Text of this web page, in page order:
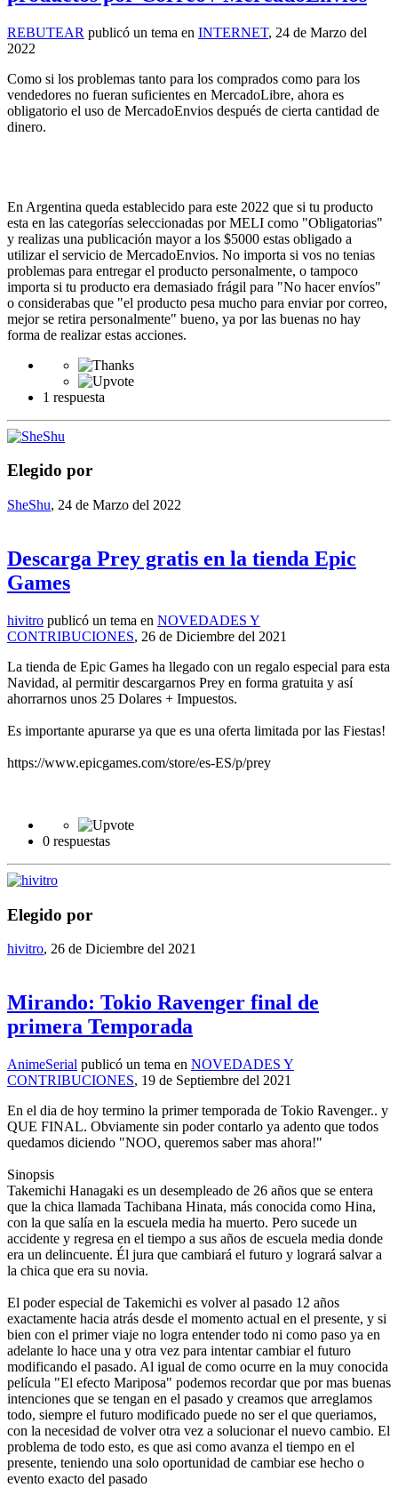
REBUTEAR publicó un tema en INTERNET, 24 de Marzo del
2022
Como si los problemas tanto para los comprados como para los
vendedores no fueran suficientes en MercadoLibre, ahora es
obligatorio el uso de MercadoEnvios después de cierta cantidad de
dinero.
En Argentina queda establecido para este 2022 que si tu producto
esta en las categorías seleccionadas por MELI como "Obligatorias"
y realizas una publicación mayor a los $5000 estas obligado a
utilizar el servicio de MercadoEnvios. No importa si vos no tenias
problemas para entregar el producto personalmente, o tampoco
importa si tu producto era demasiado frágil para "No hacer envíos"
o considerabas que "el producto pesa mucho para enviar por correo,
mejor se retira personalmente" bueno, ya por las buenas no hay
forma de realizar estas acciones.
1 respuesta
Elegido por
SheShu, 24 de Marzo del 2022
Descarga Prey gratis en la tienda Epic
Games
hivitro publicó un tema en NOVEDADES Y
CONTRIBUCIONES, 26 de Diciembre del 2021
La tienda de Epic Games ha llegado con un regalo especial para esta
Navidad, al permitir descargarnos Prey en forma gratuita y así
ahorrarnos unos 25 Dolares + Impuestos.
Es importante apurarse ya que es una oferta limitada por las Fiestas!
https://www.epicgames.com/store/es-ES/p/prey
0 respuestas
Elegido por
hivitro, 26 de Diciembre del 2021
Mirando: Tokio Ravenger final de
primera Temporada
AnimeSerial publicó un tema en NOVEDADES Y
CONTRIBUCIONES, 19 de Septiembre del 2021
En el dia de hoy termino la primer temporada de Tokio Ravenger.. y
QUE FINAL. Obviamente sin poder contarlo ya adento que todos
quedamos diciendo "NOO, queremos saber mas ahora!"
Sinopsis
Takemichi Hanagaki es un desempleado de 26 años que se entera
que la chica llamada Tachibana Hinata, más conocida como Hina,
con la que salía en la escuela media ha muerto. Pero sucede un
accidente y regresa en el tiempo a sus años de escuela media donde
era un delincuente. Él jura que cambiará el futuro y logrará salvar a
la chica que era su novia.
El poder especial de Takemichi es volver al pasado 12 años
exactamente hacia atrás desde el momento actual en el presente, y si
bien con el primer viaje no logra entender todo ni como paso ya en
adelante lo hace una y otra vez para intentar cambiar el futuro
modificando el pasado. Al igual de como ocurre en la muy conocida
película "El efecto Mariposa" podemos recordar que por mas buenas
intenciones que se tengan en el pasado y creamos que arreglamos
todo, siempre el futuro modificado puede no ser el que queriamos,
con la necesidad de volver otra vez a solucionar el nuevo cambio. El
problema de todo esto, es que asi como avanza el tiempo en el
presente, teniendo una solo oportunidad de cambiar ese hecho o
evento exacto del pasado